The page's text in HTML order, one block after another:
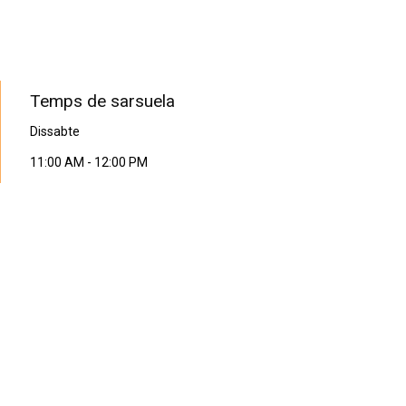
Temps de sarsuela
Dissabte
11:00 AM - 12:00 PM